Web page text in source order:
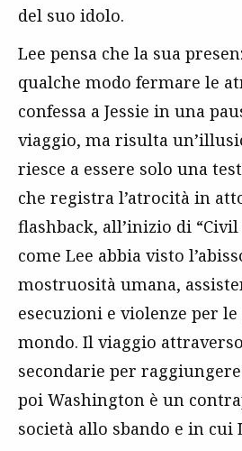
del suo idolo.
Lee pensa che la sua
qualche modo fermare le
confessa a Jessie in una
viaggio, ma risulta
riesce a essere solo una
che registra l’atrocità in
flashback, all’inizio di
come Lee abbia visto
mostruosità umana,
esecuzioni e violenze per
mondo. Il viaggio
secondarie per
poi Washington è un
società allo sbando e in cui